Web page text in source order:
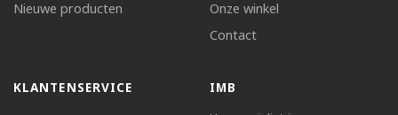
Nieuwe producten
Onze winkel
Contact
KLANTENSERVICE
IMB